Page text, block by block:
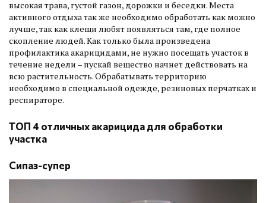
высокая трава, густой газон, дорожки и беседки. Места
активного отдыха так же необходимо обработать как можно
лучше, так как клещи любят появляться там, где полное
скопление людей. Как только была произведена
профилактика акарицидами, не нужно посещать участок в
течение недели – пускай вещество начнет действовать на
всю растительность. Обрабатывать территорию
необходимо в специальной одежде, резиновых перчатках и
респираторе.
ТОП 4 отличных акарицида для обработки
участка
Сипаз-супер